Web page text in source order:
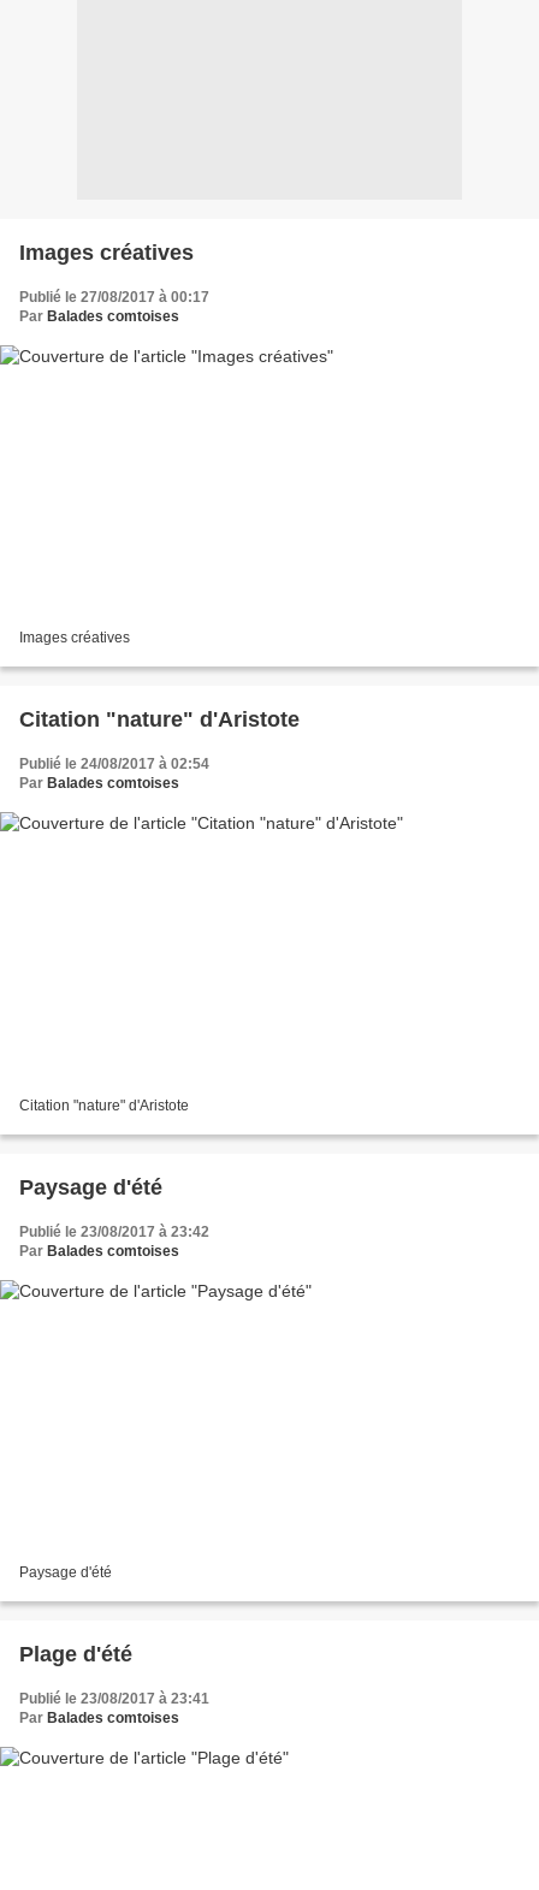
Images créatives
Publié le 27/08/2017 à 00:17
Par Balades comtoises
Images créatives
Citation "nature" d'Aristote
Publié le 24/08/2017 à 02:54
Par Balades comtoises
Citation "nature" d'Aristote
Paysage d'été
Publié le 23/08/2017 à 23:42
Par Balades comtoises
Paysage d'été
Plage d'été
Publié le 23/08/2017 à 23:41
Par Balades comtoises